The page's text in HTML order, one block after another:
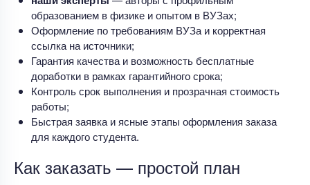
образованием в физике и опытом в ВУЗах;
Оформление по требованиям ВУЗа и корректная
ссылка на источники;
Гарантия качества и возможность бесплатные
доработки в рамках гарантийного срока;
Контроль срок выполнения и прозрачная стоимость
работы;
Быстрая заявка и ясные этапы оформления заказа
для каждого студента.
Как заказать — простой план